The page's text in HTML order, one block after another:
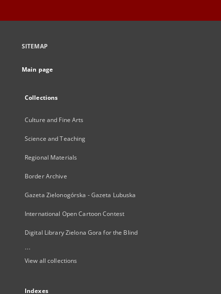
SITEMAP
Main page
Collections
Culture and Fine Arts
Science and Teaching
Regional Materials
Border Archive
Gazeta Zielonogórska - Gazeta Lubuska
International Open Cartoon Contest
Digital Library Zielona Gora for the Blind
...
View all collections
Indexes